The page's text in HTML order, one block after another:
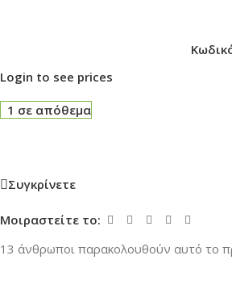
Login to see prices
1 σε απόθεμα
Συγκρίνετε
Μοιραστείτε το:
13 άνθρωποι παρακολουθούν αυτό το